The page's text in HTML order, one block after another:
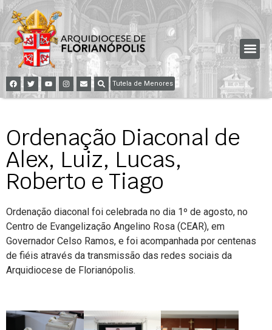
Tutela de Menores
Ordenação Diaconal de
Alex, Luiz, Lucas,
Roberto e Tiago
Ordenação diaconal foi celebrada no dia 1º de agosto, no
Centro de Evangelização Angelino Rosa (CEAR), em
Governador Celso Ramos, e foi acompanhada por centenas
de fiéis através da transmissão das redes sociais da
Arquidiocese de Florianópolis.